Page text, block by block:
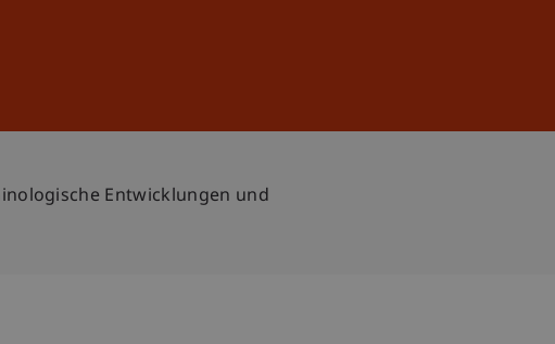
Entwicklungen und